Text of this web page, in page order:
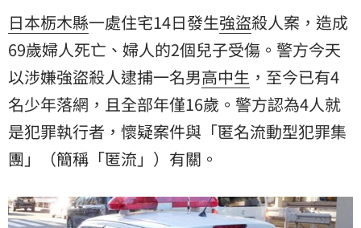
日本栃木縣一處住宅14日發生強盜殺人案，造成
69歲婦人死亡、婦人的2個兒子受傷。警方今天
以涉嫌強盜殺人逮捕一名男高中生 ，至今已有4
名少年落網，且全部年僅16歲。警方認為4人就
是犯罪執行者，懷疑案件與「匿名流動型犯罪集
團」（簡稱「匿流」）有關。